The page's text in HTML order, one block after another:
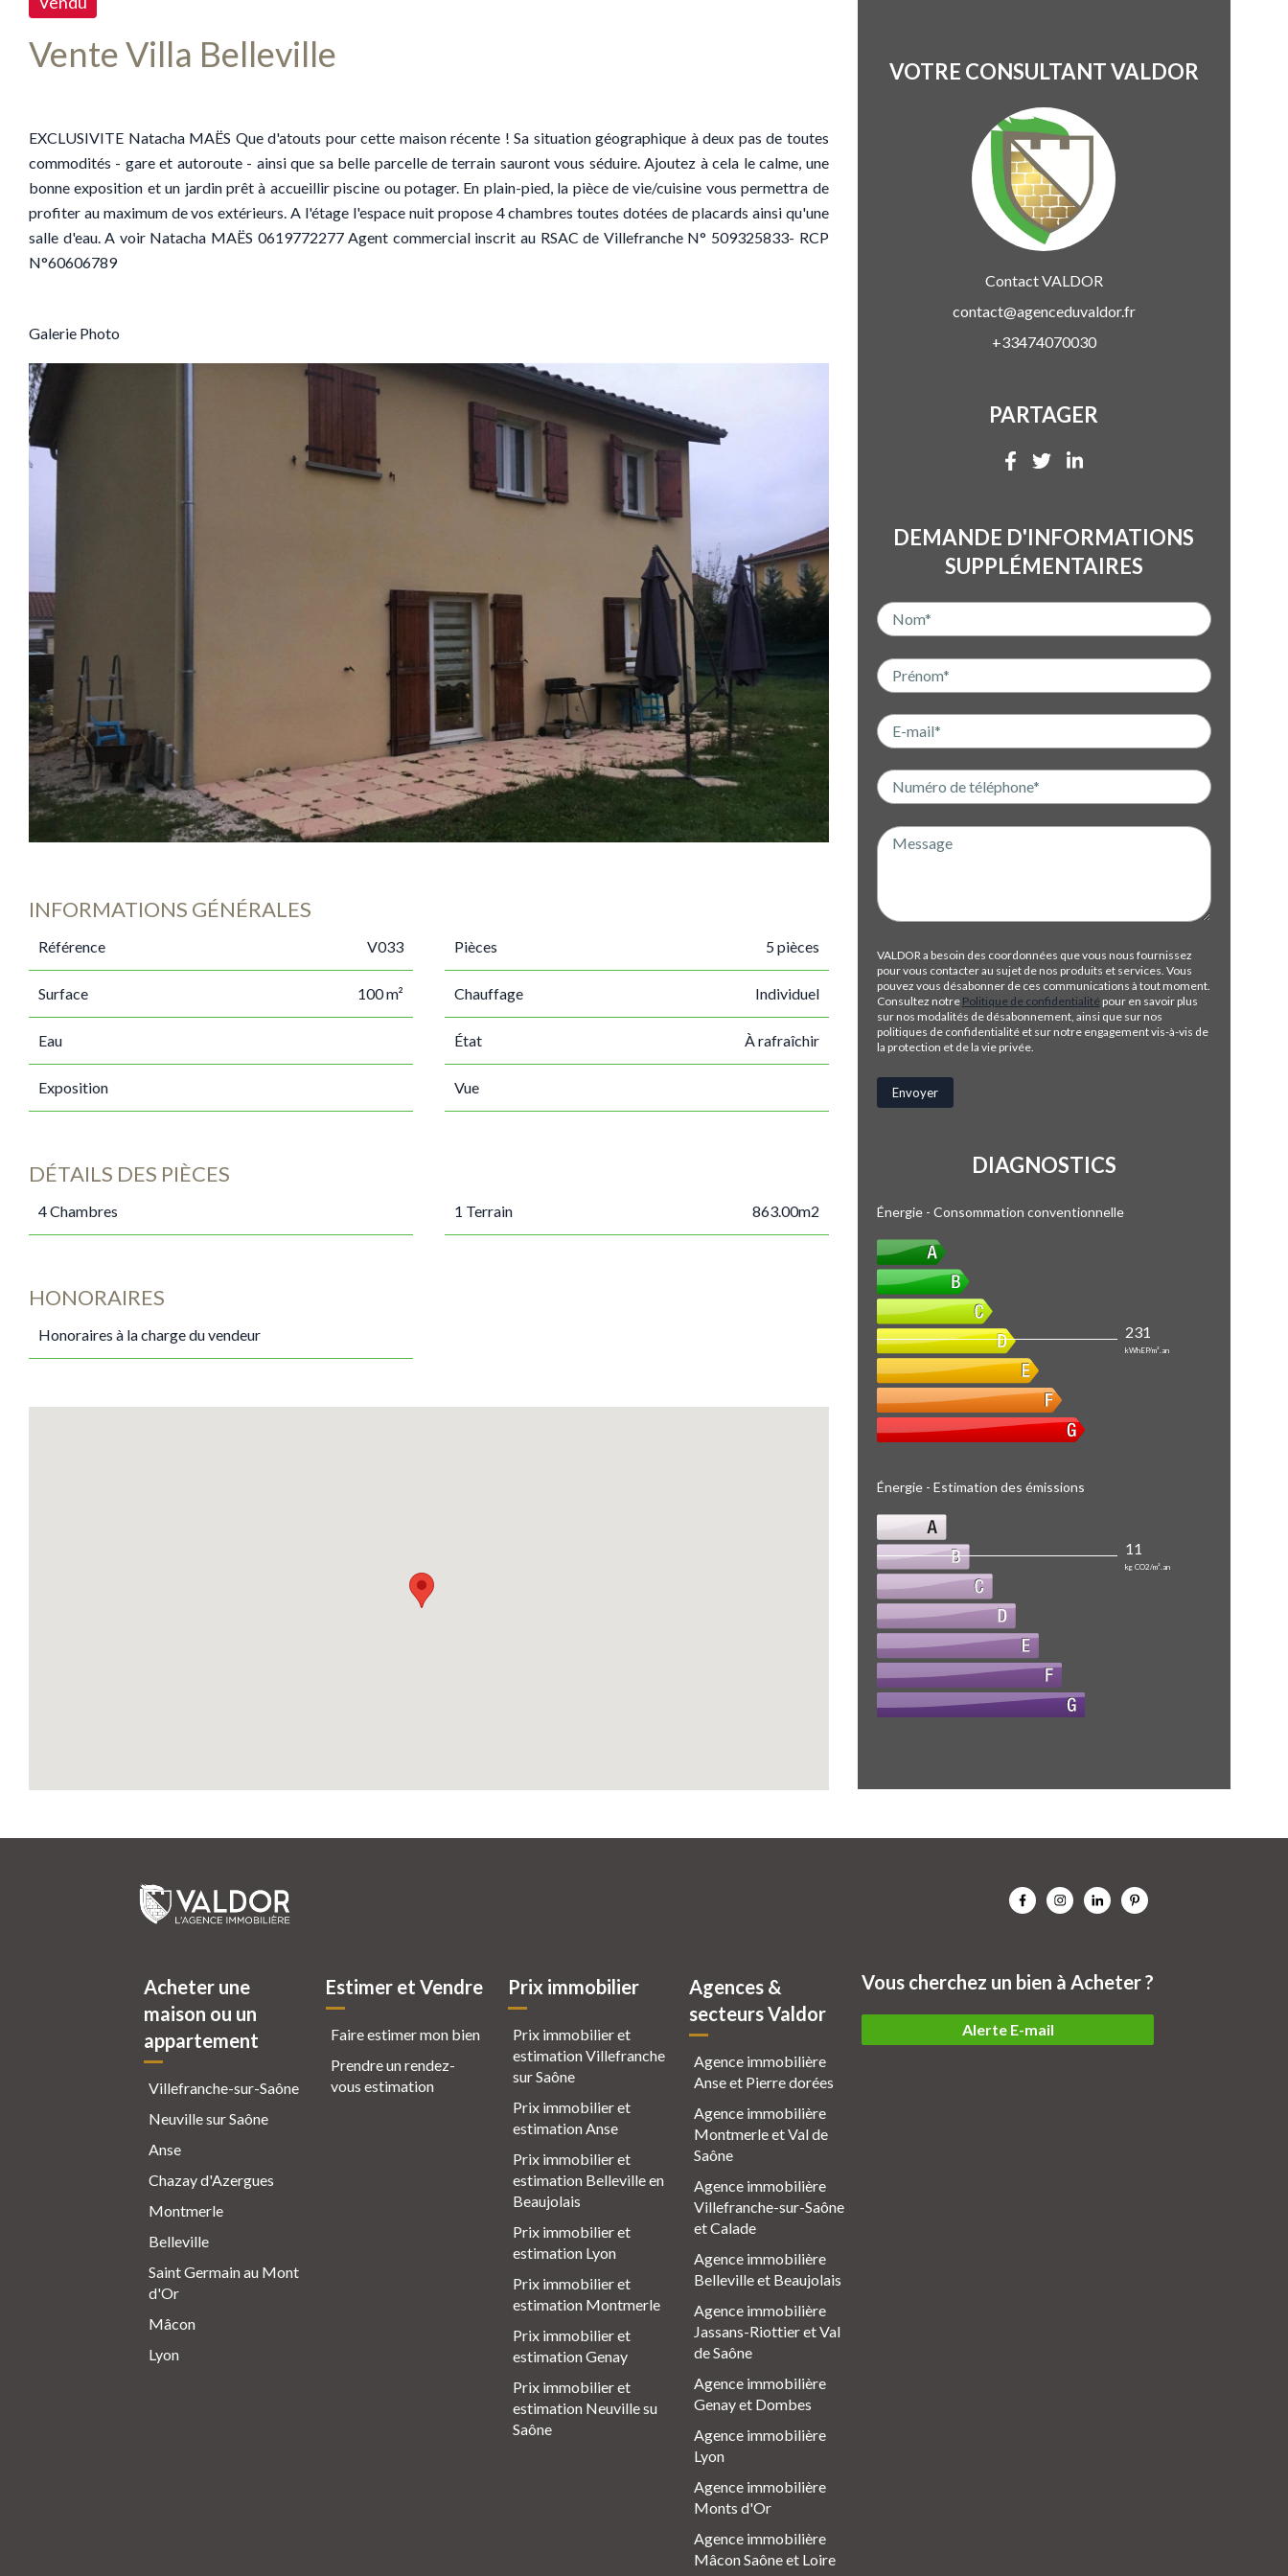
Vente Villa Belleville
EXCLUSIVITE Natacha MAËS Que d'atouts pour cette maison récente ! Sa situation géographique à deux pas de toutes
commodités - gare et autoroute - ainsi que sa belle parcelle de terrain sauront vous séduire. Ajoutez à cela le calme, une
bonne exposition et un jardin prêt à accueillir piscine ou potager. En plain-pied, la pièce de vie/cuisine vous permettra de
profiter au maximum de vos extérieurs. A l'étage l'espace nuit propose 4 chambres toutes dotées de placards ainsi qu'une
salle d'eau. A voir Natacha MAËS 0619772277 Agent commercial inscrit au RSAC de Villefranche N° 509325833- RCP
N°60606789
Galerie Photo
INFORMATIONS GÉNÉRALES
Référence V033 Pièces 5 pièces
Surface 100 m² Chauffage Individuel
Eau État À rafraîchir
Exposition Vue
DÉTAILS DES PIÈCES
4 Chambres 1 Terrain 863.00m2
HONORAIRES
Honoraires à la charge du vendeur
VOTRE CONSULTANT VALDOR
ContactVALDOR
contact@agenceduvaldor.fr
+33474070030
PARTAGER
DEMANDE D'INFORMATIONS
SUPPLÉMENTAIRES
VALDOR a besoin des coordonnées que vous nous fournissez
pour vous contacter au sujet de nos produits et services. Vous
pouvez vous désabonner de ces communications à tout moment.
Consultez notre Politique de confidentialité pour en savoir plus
sur nos modalités de désabonnement, ainsi que sur nos
politiques de confidentialité et sur notre engagement vis-à-vis de
la protection et de la vie privée.
DIAGNOSTICS
Énergie - Consommation conventionnelle
231
kWhEP/m².an
Énergie - Estimation des émissions
11
kg CO2/m².an
Acheter une
maison ou un
appartement
Villefranche-sur-Saône
Neuville sur Saône
Anse
Chazay d'Azergues
Montmerle
Belleville
Saint Germain au Mont
d'Or
Mâcon
Lyon
Estimer et Vendre
Faire estimer mon bien
Prendre un rendez-
vous estimation
Prix immobilier
Prix immobilier et
estimation Villefranche
sur Saône
Prix immobilier et
estimation Anse
Prix immobilier et
estimation Belleville en
Beaujolais
Prix immobilier et
estimation Lyon
Prix immobilier et
estimation Montmerle
Prix immobilier et
estimation Genay
Prix immobilier et
estimation Neuville su
Saône
Agences &
secteurs Valdor
Agence immobilière
Anse et Pierre dorées
Agence immobilière
Montmerle et Val de
Saône
Agence immobilière
Villefranche-sur-Saône
et Calade
Agence immobilière
Belleville et Beaujolais
Agence immobilière
Jassans-Riottier et Val
de Saône
Agence immobilière
Genay et Dombes
Agence immobilière
Lyon
Agence immobilière
Monts d'Or
Agence immobilière
Mâcon Saône et Loire
Vous cherchez un bien à Acheter ?
Alerte E-mail